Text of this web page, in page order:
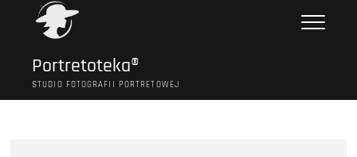
Portretoteka®
STUDIO FOTOGRAFII PORTRETOWEJ